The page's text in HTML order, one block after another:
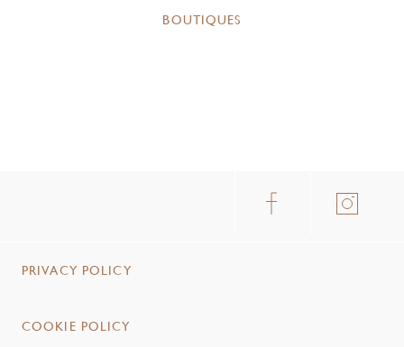
BOUTIQUES
PRIVACY POLICY
COOKIE POLICY